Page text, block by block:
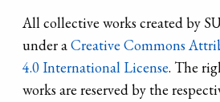
Cherkasy region.
All collective works created by
under aCreative Commons
4.0 International License. The
works are reserved by the